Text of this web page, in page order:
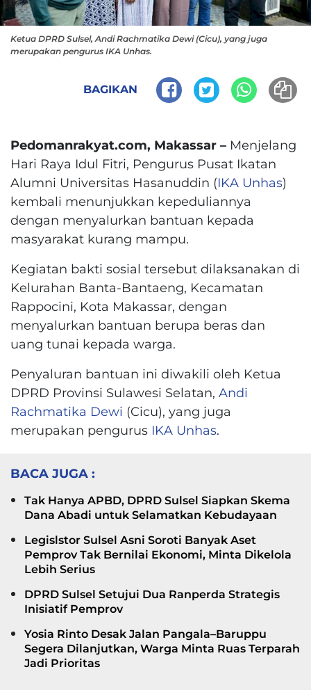
Ketua DPRD Sulsel, Andi Rachmatika Dewi (Cicu), yang juga
merupakan pengurus IKA Unhas.
BAGIKAN
Pedomanrakyat.com, Makassar – Menjelang
Hari Raya Idul Fitri, Pengurus Pusat Ikatan
Alumni Universitas Hasanuddin (IKA Unhas)
kembali menunjukkan kepeduliannya
dengan menyalurkan bantuan kepada
masyarakat kurang mampu.
Kegiatan bakti sosial tersebut dilaksanakan di
Kelurahan Banta-Bantaeng, Kecamatan
Rappocini, Kota Makassar, dengan
menyalurkan bantuan berupa beras dan
uang tunai kepada warga.
Penyaluran bantuan ini diwakili oleh Ketua
DPRD Provinsi Sulawesi Selatan, Andi
Rachmatika Dewi (Cicu), yang juga
merupakan pengurus IKA Unhas.
BACA JUGA :
Tak Hanya APBD, DPRD Sulsel Siapkan Skema
Dana Abadi untuk Selamatkan Kebudayaan
Legislstor Sulsel Asni Soroti Banyak Aset
Pemprov Tak Bernilai Ekonomi, Minta Dikelola
Lebih Serius
DPRD Sulsel Setujui Dua Ranperda Strategis
Inisiatif Pemprov
Yosia Rinto Desak Jalan Pangala–Baruppu
Segera Dilanjutkan, Warga Minta Ruas Terparah
Jadi Prioritas